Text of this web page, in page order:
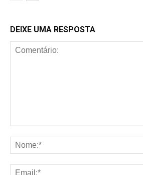
DEIXE UMA RESPOSTA